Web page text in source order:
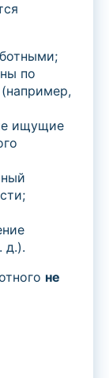
по
ищущие
д.).
не